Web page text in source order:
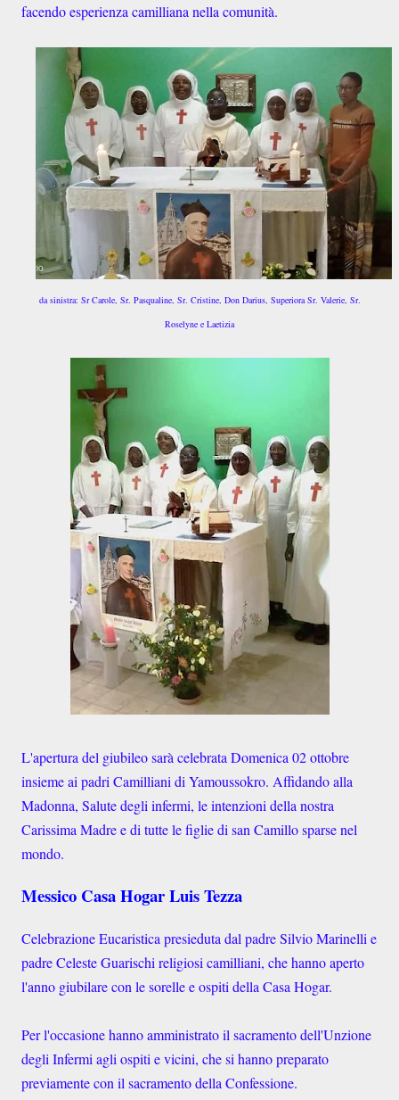
facendo esperienza camilliana nella comunità.
da sinistra: Sr Carole, Sr. Pasqualine, Sr. Cristine, Don Darius, Superiora Sr. Valerie, Sr.
Roselyne e Laetizia
L'apertura del giubileo sarà celebrata Domenica 02 ottobre
insieme ai padri Camilliani di Yamoussokro. Affidando alla
Madonna, Salute degli infermi, le intenzioni della nostra
Carissima Madre e di tutte le figlie di san Camillo sparse nel
mondo.
Messico Casa Hogar Luis Tezza
Celebrazione Eucaristica presieduta dal padre Silvio Marinelli e
padre Celeste Guarischi religiosi camilliani, che hanno aperto
l'anno giubilare con le sorelle e ospiti della Casa Hogar.
Per l'occasione hanno amministrato il sacramento dell'Unzione
degli Infermi agli ospiti e vicini, che si hanno preparato
previamente con il sacramento della Confessione.